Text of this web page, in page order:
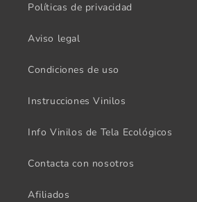
Políticas de privacidad
Aviso legal
Condiciones de uso
Instrucciones Vinilos
Info Vinilos de Tela Ecológicos
Contacta con nosotros
Afiliados